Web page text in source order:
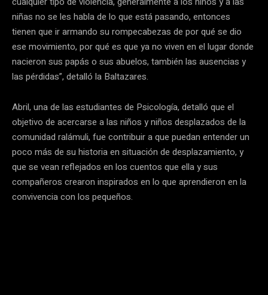
niñas no se les habla de lo que está pasando, entonces
tienen que ir armando su rompecabezas de por qué se dio
ese movimiento, por qué es que ya no viven en el lugar donde
nacieron sus papás o sus abuelos, también las ausencias y
las pérdidas”, detalló la Baltazares.
Abril, una de las estudiantes de Psicología, detalló que el
objetivo de acercarse a las niños y niños desplazados de la
comunidad ralámuli, fue contribuir a que puedan entender un
poco más de su historia en situación de desplazamiento, y
que se vean reflejados en los cuentos que ella y sus
compañeros crearon inspirados en lo que aprendieron en la
convivencia con los pequeños.